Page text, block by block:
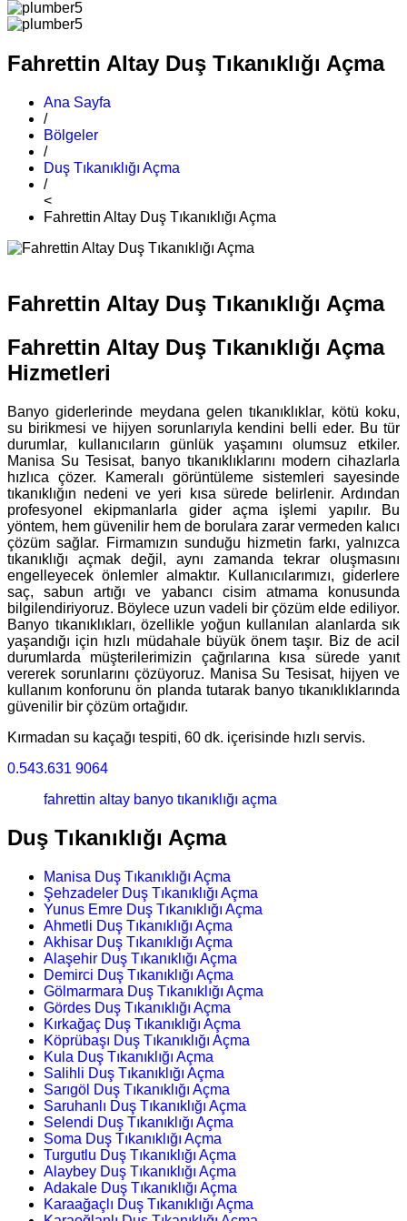
Fahrettin Altay Duş Tıkanıklığı Açma
Ana Sayfa
/
Bölgeler
/
Duş Tıkanıklığı Açma
/
<
Fahrettin Altay Duş Tıkanıklığı Açma
Fahrettin Altay Duş Tıkanıklığı Açma
Fahrettin Altay Duş Tıkanıklığı Açma
Hizmetleri
Banyo giderlerinde meydana gelen tıkanıklıklar, kötü koku,
su birikmesi ve hijyen sorunlarıyla kendini belli eder. Bu tür
durumlar, kullanıcıların günlük yaşamını olumsuz etkiler.
Manisa Su Tesisat, banyo tıkanıklıklarını modern cihazlarla
hızlıca çözer. Kameralı görüntüleme sistemleri sayesinde
tıkanıklığın nedeni ve yeri kısa sürede belirlenir. Ardından
profesyonel ekipmanlarla gider açma işlemi yapılır. Bu
yöntem, hem güvenilir hem de borulara zarar vermeden kalıcı
çözüm sağlar. Firmamızın sunduğu hizmetin farkı, yalnızca
tıkanıklığı açmak değil, aynı zamanda tekrar oluşmasını
engelleyecek önlemler almaktır. Kullanıcılarımızı, giderlere
saç, sabun artığı ve yabancı cisim atmama konusunda
bilgilendiriyoruz. Böylece uzun vadeli bir çözüm elde ediliyor.
Banyo tıkanıklıkları, özellikle yoğun kullanılan alanlarda sık
yaşandığı için hızlı müdahale büyük önem taşır. Biz de acil
durumlarda müşterilerimizin çağrılarına kısa sürede yanıt
vererek sorunlarını çözüyoruz. Manisa Su Tesisat, hijyen ve
kullanım konforunu ön planda tutarak banyo tıkanıklıklarında
güvenilir bir çözüm ortağıdır.
Kırmadan su kaçağı tespiti, 60 dk. içerisinde hızlı servis.
0.543.631 9064
fahrettin altay banyo tıkanıklığı açma
Duş Tıkanıklığı Açma
Manisa Duş Tıkanıklığı Açma
Şehzadeler Duş Tıkanıklığı Açma
Yunus Emre Duş Tıkanıklığı Açma
Ahmetli Duş Tıkanıklığı Açma
Akhisar Duş Tıkanıklığı Açma
Alaşehir Duş Tıkanıklığı Açma
Demirci Duş Tıkanıklığı Açma
Gölmarmara Duş Tıkanıklığı Açma
Gördes Duş Tıkanıklığı Açma
Kırkağaç Duş Tıkanıklığı Açma
Köprübaşı Duş Tıkanıklığı Açma
Kula Duş Tıkanıklığı Açma
Salihli Duş Tıkanıklığı Açma
Sarıgöl Duş Tıkanıklığı Açma
Saruhanlı Duş Tıkanıklığı Açma
Selendi Duş Tıkanıklığı Açma
Soma Duş Tıkanıklığı Açma
Turgutlu Duş Tıkanıklığı Açma
Alaybey Duş Tıkanıklığı Açma
Adakale Duş Tıkanıklığı Açma
Karaağaçlı Duş Tıkanıklığı Açma